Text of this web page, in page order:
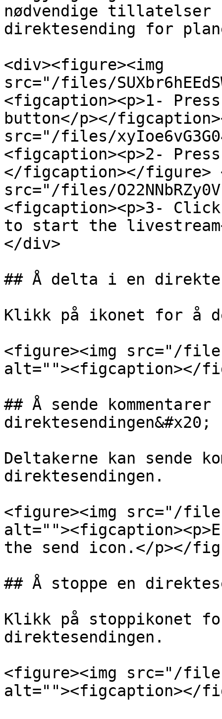
nødvendige
direktesending for
<div><figure><img
src="/files/
<figcaption><p>1-
button</p></
src="/files/
<figcaption><p>2-
</figcaption></figure>
src="/files/
<figcaption><p>3-
to start the
</div>
## Å delta i en
Klikk på ikonet for å
<figure><img src="/
alt=""><figcaption></
## Å sende kommentarer
direktesendingen&#x20;
Deltakerne kan sende
direktesendingen.
<figure><img src="/
the send icon.</p></
## Å stoppe en
Klikk på stoppikonet
direktesendingen.
<figure><img src="/files/